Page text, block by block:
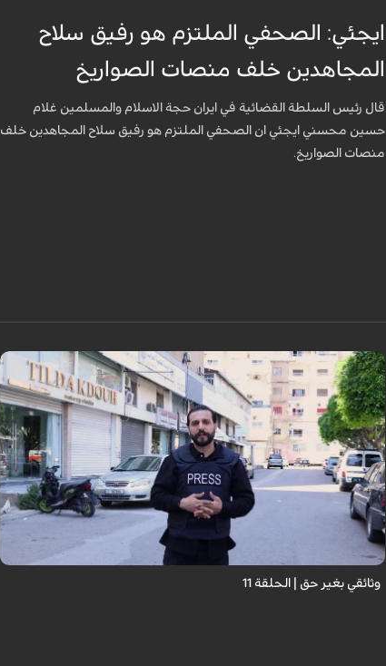
ايجئي: الصحفي الملتزم هو رفيق سلاح
المجاهدين خلف منصات الصواريخ
قال رئيس السلطة القضائية في ايران حجة الاسلام والمسلمين غلام
حسين محسني ايجئي ان الصحفي الملتزم هو رفيق سلاح المجاهدين خلف
منصات الصواريخ.
وثائقي بغير حق | الحلقة 11